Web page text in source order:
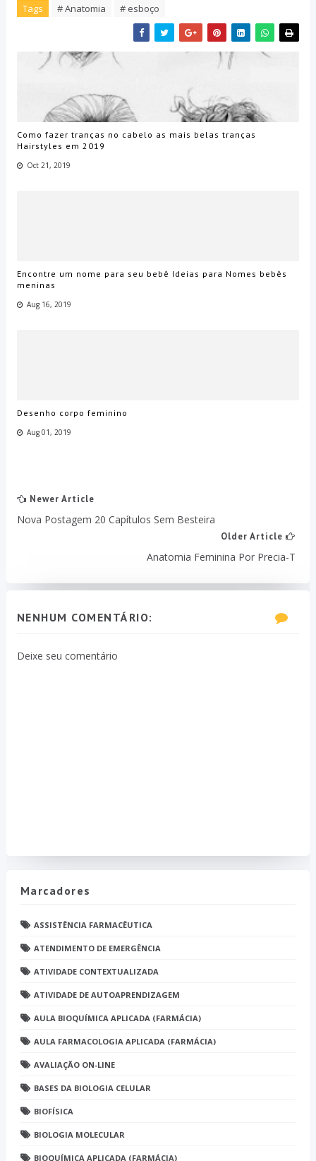
Tags # Anatomia # esboço
Como fazer tranças no cabelo as mais belas tranças
Hairstyles em 2019
Oct 21, 2019
Encontre um nome para seu bebê Ideias para Nomes bebês
meninas
Aug 16, 2019
Desenho corpo feminino
Aug 01, 2019
Newer Article
Nova Postagem 20 Capítulos Sem Besteira
Older Article
Anatomia Feminina Por Precia-T
NENHUM COMENTÁRIO:
Deixe seu comentário
Marcadores
ASSISTÊNCIA FARMACÊUTICA
ATENDIMENTO DE EMERGÊNCIA
ATIVIDADE CONTEXTUALIZADA
ATIVIDADE DE AUTOAPRENDIZAGEM
AULA BIOQUÍMICA APLICADA (FARMÁCIA)
AULA FARMACOLOGIA APLICADA (FARMÁCIA)
AVALIAÇÃO ON-LINE
BASES DA BIOLOGIA CELULAR
BIOFÍSICA
BIOLOGIA MOLECULAR
BIOQUÍMICA APLICADA (FARMÁCIA)